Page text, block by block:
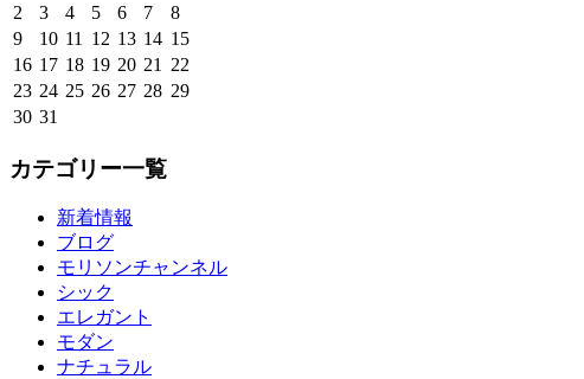
2
3 4 5 6 7
8
9
10 11 12 13 14 15
16 17 18 19 20 21
22
23 24 25 26 27 28 29
30 31
カテゴリー一覧
新着情報
ブログ
モリソンチャンネル
シック
エレガント
モダン
ナチュラル